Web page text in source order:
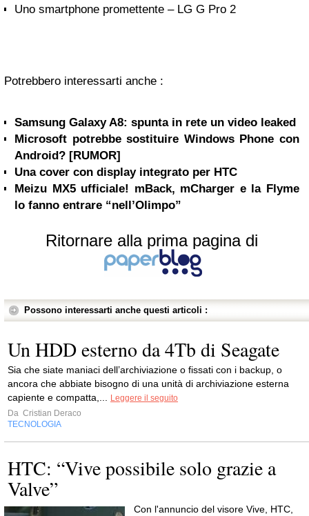
Uno smartphone promettente – LG G Pro 2
Potrebbero interessarti anche :
Samsung Galaxy A8: spunta in rete un video leaked
Microsoft potrebbe sostituire Windows Phone con
Android? [RUMOR]
Una cover con display integrato per HTC
Meizu MX5 ufficiale! mBack, mCharger e la Flyme
lo fanno entrare “nell’Olimpo”
Ritornare alla prima pagina di
Possono interessarti anche questi articoli :
Un HDD esterno da 4Tb di Seagate
Sia che siate maniaci dell’archiviazione o fissati con i backup, o
ancora che abbiate bisogno di una unità di archiviazione esterna
capiente e compatta,...
Leggere il seguito
Da Cristian Deraco
TECNOLOGIA
HTC: “Vive possibile solo grazie a
Valve”
Con l'annuncio del visore Vive, HTC,